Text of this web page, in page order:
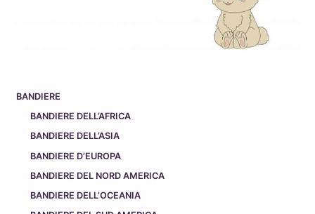
BANDIERE
BANDIERE DELL’AFRICA
BANDIERE DELL’ASIA
BANDIERE D’EUROPA
BANDIERE DEL NORD AMERICA
BANDIERE DELL’OCEANIA